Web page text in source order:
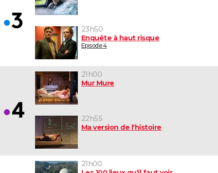
23h50
Enquête à haut risque
Episode 4
21h00
Mur Mure
22h55
Ma version de l'histoire
21h00